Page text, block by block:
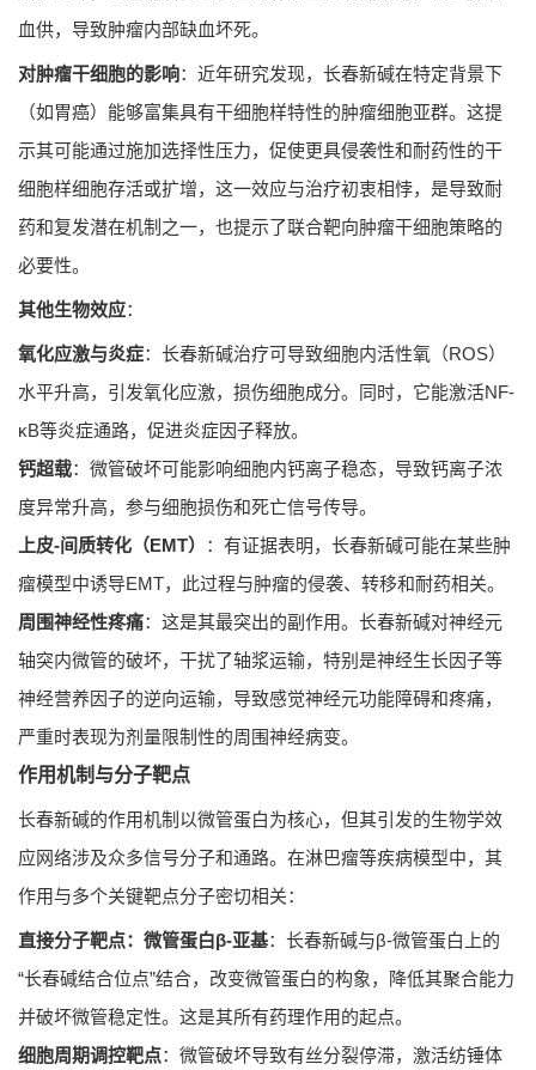
血供，导致肿瘤内部缺血坏死。
对肿瘤干细胞的影响：近年研究发现，长春新碱在特定背景下
（如胃癌）能够富集具有干细胞样特性的肿瘤细胞亚群。这提
示其可能通过施加选择性压力，促使更具侵袭性和耐药性的干
细胞样细胞存活或扩增，这一效应与治疗初衷相悖，是导致耐
药和复发潜在机制之一，也提示了联合靶向肿瘤干细胞策略的
必要性。
其他生物效应：
氧化应激与炎症：长春新碱治疗可导致细胞内活性氧（ROS）
水平升高，引发氧化应激，损伤细胞成分。同时，它能激活NF-
κB等炎症通路，促进炎症因子释放。
钙超载：微管破坏可能影响细胞内钙离子稳态，导致钙离子浓
度异常升高，参与细胞损伤和死亡信号传导。
上皮-间质转化（EMT）
：有证据表明，长春新碱可能在某些肿
瘤模型中诱导EMT，此过程与肿瘤的侵袭、转移和耐药相关。
周围神经性疼痛：这是其最突出的副作用。长春新碱对神经元
轴突内微管的破坏，干扰了轴浆运输，特别是神经生长因子等
神经营养因子的逆向运输，导致感觉神经元功能障碍和疼痛，
严重时表现为剂量限制性的周围神经病变。
作用机制与分子靶点
长春新碱的作用机制以微管蛋白为核心，但其引发的生物学效
应网络涉及众多信号分子和通路。在淋巴瘤等疾病模型中，其
作用与多个关键靶点分子密切相关：
直接分子靶点：微管蛋白β-亚基：长春新碱与β-微管蛋白上的
“长春碱结合位点”结合，改变微管蛋白的构象，降低其聚合能力
并破坏微管稳定性。这是其所有药理作用的起点。
细胞周期调控靶点：微管破坏导致有丝分裂停滞，激活纺锤体